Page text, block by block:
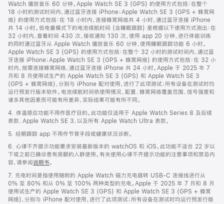
Watch 播放音乐 60 分钟。Apple Watch SE 3 (GPS) 的使用方式包括：在整个
18 小时的测试时间内，通过蓝牙连接 iPhone；Apple Watch SE 3 (GPS + 蜂窝网
络) 的使用方式包括：在 18 小时内，连接蜂窝网络共 4 小时，通过蓝牙连接 iPhone
共 14 小时。低电量模式下的电池续航时间 (含睡眠跟踪) 是根据以下使用方式测出：在
32 小时内，查看时间 430 次，接收通知 130 次，使用 app 20 分钟，进行体能训练
的同时通过蓝牙从 Apple Watch 播放音乐 60 分钟，使用睡眠跟踪功能 6 小时。
Apple Watch SE 3 (GPS) 的使用方式包括：在整个 32 小时的测试时间内，通过蓝
牙连接 iPhone；Apple Watch SE 3 (GPS + 蜂窝网络) 的使用方式包括：在 32 小
时内，按需连接蜂窝网络，通过蓝牙连接 iPhone 共 24 小时。Apple 于 2025 年 7
月和 8 月使用试生产的 Apple Watch SE 3 (GPS) 和 Apple Watch SE 3
(GPS + 蜂窝网络)，分别与 iPhone 配对使用，进行了此项测试；所有设备在测试时均
运行预发行版本软件。电池续航时间依使用情况、配置、蜂窝网络覆盖范围、信号强度和
诸多其他因素而可能有所差异，实际结果可能有所不同。
4. 体温感应功能不用作医疗目的。此功能仅适用于 Apple Watch Series 8 及后续
表款、Apple Watch SE 3，以及所有 Apple Watch Ultra 表款。
5. 经期跟踪 app 不用作节育手段或健康状况诊断。
6. 心律不齐提示功能要求安装最新版本的 watchOS 和 iOS。此功能不适合 22 岁以
下或之前已确诊患有房颤的人群使用。有关使用心律不齐提示功能的注意事项和禁忌内
容，请参阅说明书。
7. 充电时间是指使用随附的 Apple Watch 磁力充电器转 USB-C 连接线进行从
0% 至 80% 和从 0% 至 100% 两种类型的充电。Apple 于 2025 年 7 月和 8 月
使用试生产的 Apple Watch SE 3 (GPS) 和 Apple Watch SE 3 (GPS + 蜂窝
网络)，分别与 iPhone 配对使用，进行了此项测试；所有设备在测试时均运行预发行版